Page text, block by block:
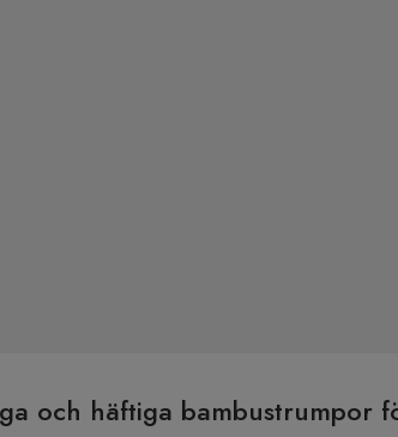
och häftiga bambustrumpor